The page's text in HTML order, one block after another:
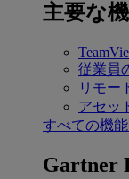
主要な
従業員
リモー
アセッ
すべての機
Gartner